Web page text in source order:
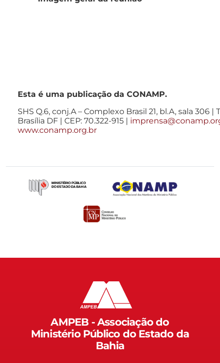
Esta é uma publicação da CONAMP.
SHS Q.6, conj.A – Complexo Brasil 21, bl.A, sala 306 |
Brasília DF | CEP: 70.322-915 |
www.conamp.org.br
AMPEB - Associação do
Ministério Público do Estado da
Bahia